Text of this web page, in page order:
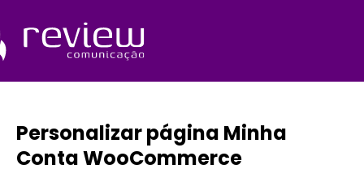
o
conteúdo
Personalizar página Minha
Conta WooCommerce